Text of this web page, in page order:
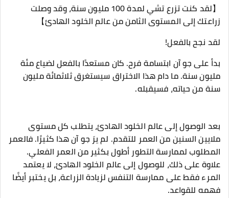
【لقد كنت تزرع تشي لمدة 100 مليون سنة، وقد وصلت
زراعتك إلى المستوى الثامن من عالم الخلود الهادئ】
لقد نجح بالفعل!
بدأ على جو آن ابتسامة فرح. كان مستعدًا بالفعل لضياع مئة
مليون سنة. ما دام هذا الاختراق سيستغرق ثلاثمائة مليون
سنة من حياته، فسيقبله.
بعد الوصول إلى عالم الخلود الهادئ، يتطلب كل مستوى
ملايين السنين من العمر للتقدم. لم يرَ جو آن هذا كثيرًا. فالعمر
المطلوب لممارسة التطور أطول بكثير من العمر الفعلي.
علاوة على ذلك، للوصول إلى عالم الخلود الهادئ، لا يعتمد
المرء فقط على ممارسة التنفس لزيادة الزراعة، بل يختبر أيضًا
فهمه للقواعد.